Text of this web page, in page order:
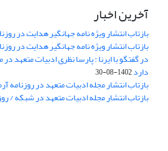
آخرین اخبار
بازتاب انتشار ویژه نامه جهانگیر هدایت در
بازتاب انتشار ویژه نامه جهانگیر هدایت در
در گفتگو با ایرنا : پارسا نظری ادبیات متعهد
دارد1402-08-30
بازتاب انتشار مجله ادبیات متعهد در روزنامه
بازتاب انتشار مجله ادبیات متعهد در شبکه /